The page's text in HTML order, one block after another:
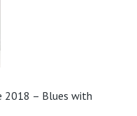
2018 – Blues with